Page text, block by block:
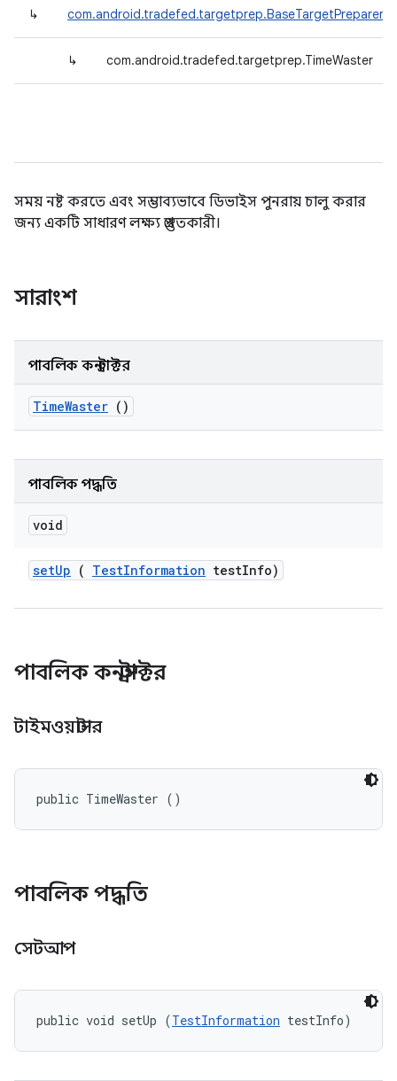
↳ com.android.tradefed.targetprep.BaseTargetPreparer
↳ com.android.tradefed.targetprep.TimeWaster
সময় নষ্ট করতে এবং সম্ভাব্যভাবে ডিভাইস পুনরায় চালু করার
জন্য একটি সাধারণ লক্ষ্য প্রস্তুতকারী।
সারাংশ
পাবলিক কনস্ট্রাক্টর
TimeWaster ()
পাবলিক পদ্ধতি
void
setUp ( TestInformation testInfo)
পাবলিক কনস্ট্রাক্টর
টাইমওয়াস্টার
public TimeWaster ()
পাবলিক পদ্ধতি
সেটআপ
public void setUp (TestInformation testInfo)